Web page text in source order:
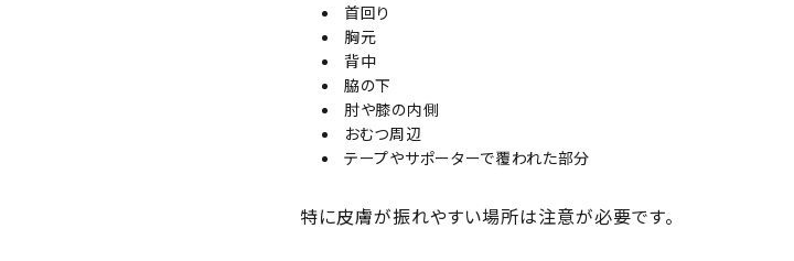
首回り
胸元
背中
脇の下
肘や膝の内側
おむつ周辺
テープやサポーターで覆われた部分
特に皮膚が振れやすい場所は注意が必要です。